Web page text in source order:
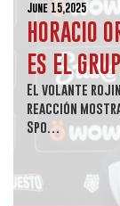
June 15,2025
HORACIO
ES EL
El volante
reacción
Spo…